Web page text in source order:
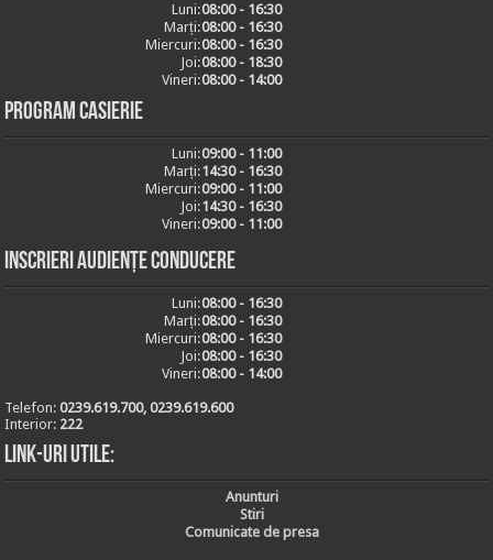
Luni:08:00 - 16:30
Marți:08:00 - 16:30
Miercuri:08:00 - 16:30
Joi:08:00 - 18:30
Vineri:08:00 - 14:00
Program casierie
Luni:09:00 - 11:00
Marți:14:30 - 16:30
Miercuri:09:00 - 11:00
Joi:14:30 - 16:30
Vineri:09:00 - 11:00
Inscrieri audiențe conducere
Luni:08:00 - 16:30
Marți:08:00 - 16:30
Miercuri:08:00 - 16:30
Joi:08:00 - 16:30
Vineri:08:00 - 14:00
Telefon:0239.619.700, 0239.619.600
Interior: 222
Link-uri utile:
Anunturi
Stiri
Comunicate de presa